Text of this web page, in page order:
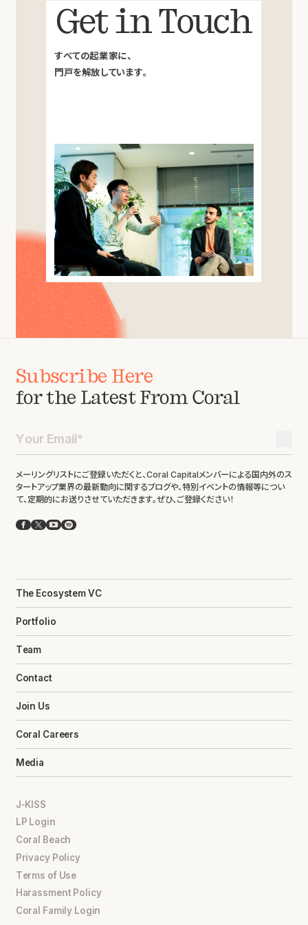
Get in Touch
すべての起業家に、
門戸を解放しています。
Subscribe Here
for the Latest From Coral
メーリングリストにご登録いただくと、Coral Capitalメンバーによる国内外のス
タートアップ業界の最新動向に関するブログや、特別イベントの情報等につい
て、定期的にお送りさせていただきます。ぜひ、ご登録ください！
Facebook
X YouTube
Spotify
The Ecosystem VC
Portfolio
Team
Contact
Join Us
Coral Careers
Media
J-KISS
LP Login
Coral Beach
Privacy Policy
Terms of Use
Harassment Policy
Coral Family Login